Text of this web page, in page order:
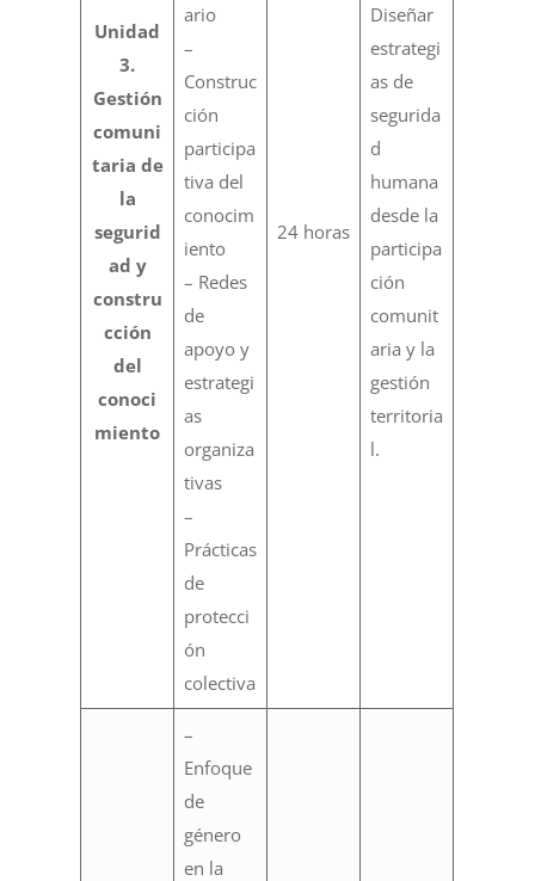
Unidad
3.
Gestión
comuni
taria de
la
segurid
ad y
constru
cción
del
conoci
miento
ario
–
Construc
ción
participa
tiva del
conocim
iento
– Redes
de
apoyo y
estrategi
as
organiza
tivas
–
Prácticas
de
protecci
ón
colectiva
24 horas
Diseñar
estrategi
as de
segurida
d
humana
desde la
participa
ción
comunit
aria y la
gestión
territoria
l.
–
Enfoque
de
género
en la